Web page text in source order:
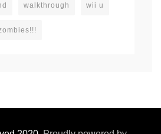
walkthrough wii u